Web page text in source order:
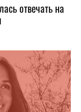
отвечать на